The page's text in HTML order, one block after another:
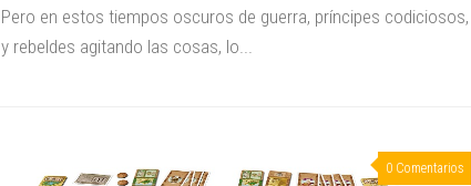
Pero en estos tiempos oscuros de guerra, príncipes codiciosos,
y rebeldes agitando las cosas, lo...
0 Comentarios